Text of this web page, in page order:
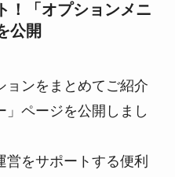
！「オプションメニ
公開
ョンをまとめてご紹介
ページを公開しまし
をサポートする便利